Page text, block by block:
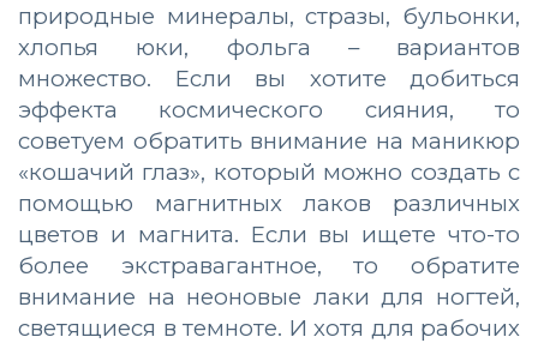
природные минералы, стразы, бульонки,
хлопья юки, фольга – вариантов
множество. Если вы хотите добиться
эффекта космического сияния, то
советуем обратить внимание на маникюр
«кошачий глаз», который можно создать с
помощью магнитных лаков различных
цветов и магнита. Если вы ищете что-то
более экстравагантное, то обратите
внимание на неоновые лаки для ногтей,
светящиеся в темноте. И хотя для рабочих